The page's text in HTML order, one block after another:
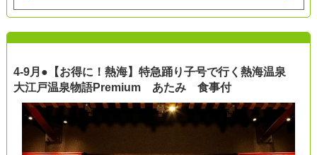
4-9月●【お得に！熱海】特急踊り子号で行く熱海温泉
大江戸温泉物語Premium あたみ 食事付